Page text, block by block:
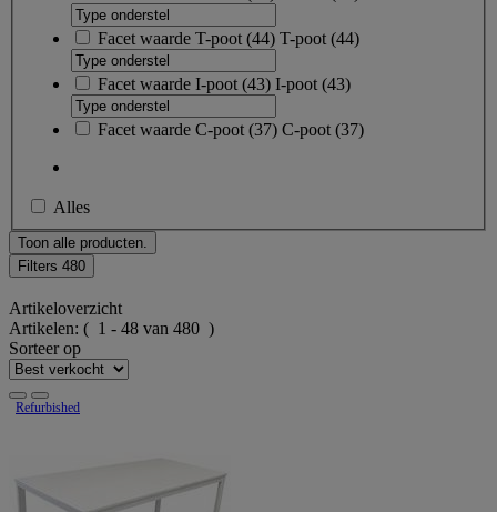
Facet waarde T-poot (44) T-poot (44)
Facet waarde I-poot (43) I-poot (43)
Facet waarde C-poot (37) C-poot (37)
Alles
Toon alle producten.
Filters 480
Artikeloverzicht
Artikelen: ( 1 - 48 van 480 )
Sorteer op